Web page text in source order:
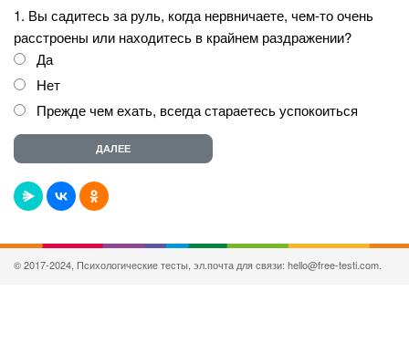
1. Вы садитесь за руль, когда нервничаете, чем-то очень
расстроены или находитесь в крайнем раздражении?
Да
Нет
Прежде чем ехать, всегда стараетесь успокоиться
© 2017-2024, Психологические тесты, эл.почта для связи: hello@free-testi.com.